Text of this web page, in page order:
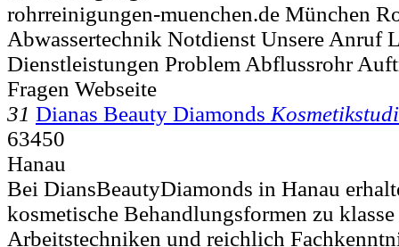
rohrreinigungen-muenchen.de München
Abwassertechnik Notdienst Unsere Anruf
Dienstleistungen Problem Abflussrohr
Fragen Webseite
31 Dianas Beauty Diamonds
63450
Hanau
Bei DiansBeautyDiamonds in Hanau
kosmetische Behandlungsformen zu
Arbeitstechniken und reichlich